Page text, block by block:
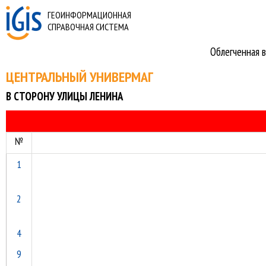
ГЕОИНФОРМАЦИОННАЯ
СПРАВОЧНАЯ СИСТЕМА
Облегченная
ЦЕНТРАЛЬНЫЙ УНИВЕРМАГ
В СТОРОНУ УЛИЦЫ ЛЕНИНА
№
1
2
4
9